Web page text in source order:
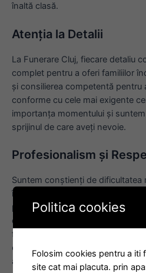
înaltă clasă.
Atenția la Detalii
La Funerare Cluj, fiecare detaliu
complet pentru a oferi familiilor
și consilierea competentă pentru
conforme cu cele mai exigente
importanța momentului și
sprijinul de care aveți nevoie.
Profesionalism și
Suntem conștienți de dificultatea
în contact cu noi. Ne angajăm să
profesionalism, demnitate și
depășiți această perioadă grea.
facem această tranziție cât mai
oferindu-vă sprijinul necesar
aceste momente dificile.
Politica cookies
Folosim cookies pentru a iti
site cat mai placuta. prin